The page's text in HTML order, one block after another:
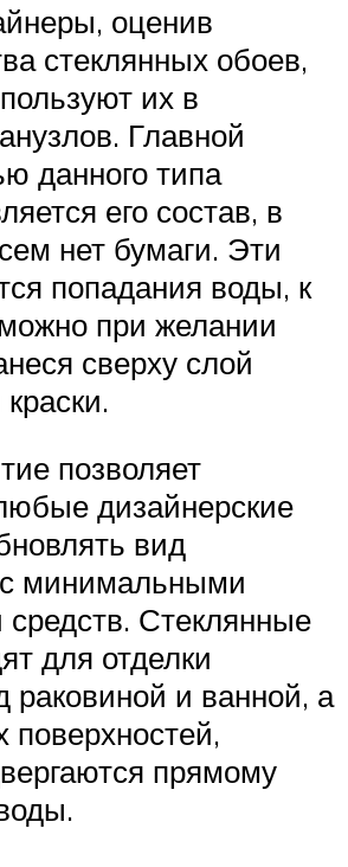
оценив
стеклянных обоев,
их в
Главной
данного типа
его состав, в
нет бумаги. Эти
попадания воды, к
при желании
сверху слой
позволяет
дизайнерские
вид
минимальными
Стеклянные
для отделки
раковиной и ванной, а
поверхностей,
прямому